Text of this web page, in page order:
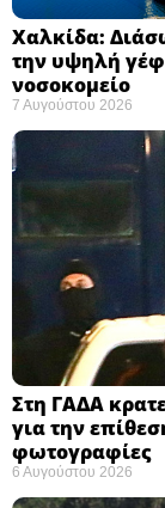
Χαλκίδα:
την υψηλή
νοσοκομείο ​
7 Αυγούστου 2026
Στη ΓΑΔΑ
για την
φωτογραφίες
6 Αυγούστου 2026